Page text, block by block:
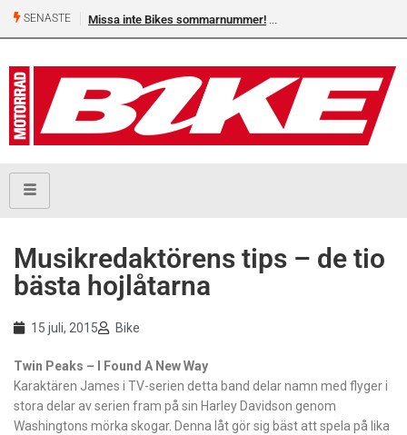
SENASTE Missa inte Bikes sommarnummer!
Musikredaktörens tips – de tio
bästa hojlåtarna
15 juli, 2015 Bike
Twin Peaks – I Found A New Way
Karaktären James i TV-serien detta band delar namn med flyger i
stora delar av serien fram på sin Harley Davidson genom
Washingtons mörka skogar. Denna låt gör sig bäst att spela på lika